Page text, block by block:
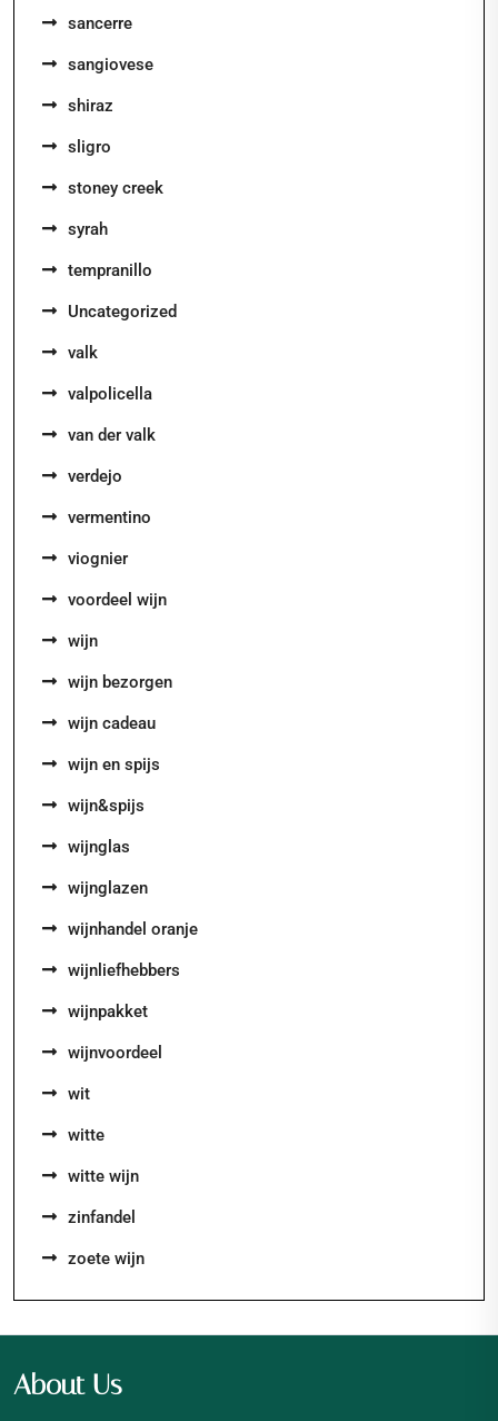
sancerre
sangiovese
shiraz
sligro
stoney creek
syrah
tempranillo
Uncategorized
valk
valpolicella
van der valk
verdejo
vermentino
viognier
voordeel wijn
wijn
wijn bezorgen
wijn cadeau
wijn en spijs
wijn&spijs
wijnglas
wijnglazen
wijnhandel oranje
wijnliefhebbers
wijnpakket
wijnvoordeel
wit
witte
witte wijn
zinfandel
zoete wijn
About Us